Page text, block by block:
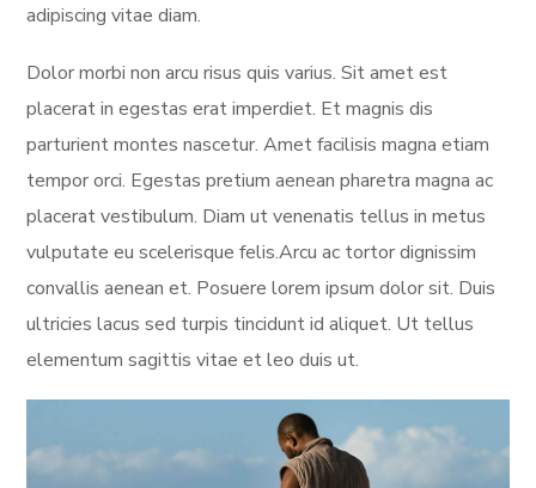
adipiscing vitae diam.
Dolor morbi non arcu risus quis varius. Sit amet est
placerat in egestas erat imperdiet. Et magnis dis
parturient montes nascetur. Amet facilisis magna etiam
tempor orci. Egestas pretium aenean pharetra magna ac
placerat vestibulum. Diam ut venenatis tellus in metus
vulputate eu scelerisque felis.Arcu ac tortor dignissim
convallis aenean et. Posuere lorem ipsum dolor sit. Duis
ultricies lacus sed turpis tincidunt id aliquet. Ut tellus
elementum sagittis vitae et leo duis ut.